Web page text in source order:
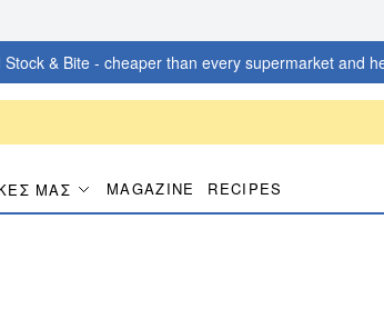
Stock & Bite - cheaper than every supermarket and
ΜΑΣ MAGAZINE RECIPES